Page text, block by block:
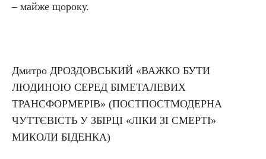
– майже щороку.
Дмитро ДРОЗДОВСЬКИЙ «ВАЖКО БУТИ
ЛЮДИНОЮ СЕРЕД БІМЕТАЛЕВИХ
ТРАНСФОРМЕРІВ» (ПОСТПОСТМОДЕРНА
ЧУТТЄВІСТЬ У ЗБІРЦІ «ЛІКИ ЗІ СМЕРТІ»
МИКОЛИ БІДЕНКА)